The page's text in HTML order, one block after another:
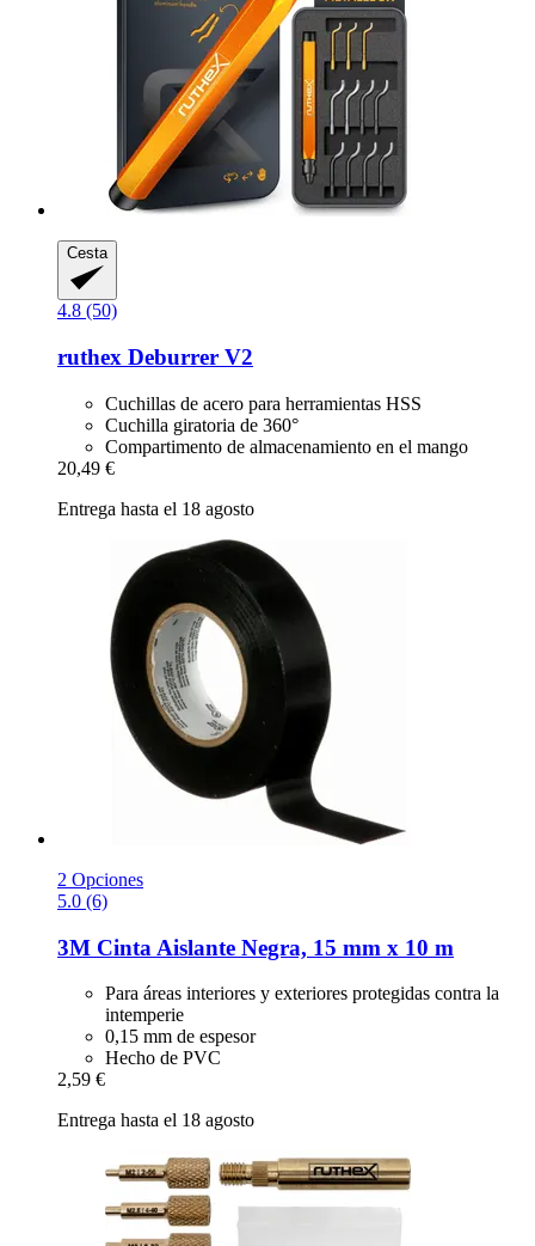
Cesta
4.8 (50)
ruthex Deburrer V2
Cuchillas de acero para herramientas HSS
Cuchilla giratoria de 360°
Compartimento de almacenamiento en el mango
20,49 €
Entrega hasta el 18 agosto
2 Opciones
5.0 (6)
3M Cinta Aislante Negra, 15 mm x 10 m
Para áreas interiores y exteriores protegidas contra la
intemperie
0,15 mm de espesor
Hecho de PVC
2,59 €
Entrega hasta el 18 agosto